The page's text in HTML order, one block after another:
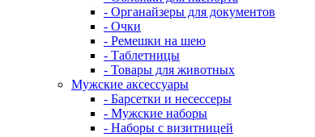
- Органайзеры для документов
- Очки
- Ремешки на шею
- Таблетницы
- Товары для животных
Мужские аксессуары
- Барсетки и несессеры
- Мужские наборы
- Наборы с визитницей